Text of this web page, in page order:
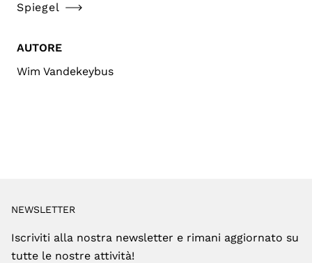
Spiegel
AUTORE
Wim Vandekeybus
NEWSLETTER
Iscriviti alla nostra newsletter e rimani aggiornato su
tutte le nostre attività!